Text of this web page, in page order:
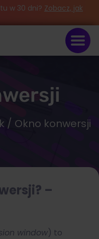
w 30 dni? Zobacz, jak
/ Okno konwersji
–
window) to